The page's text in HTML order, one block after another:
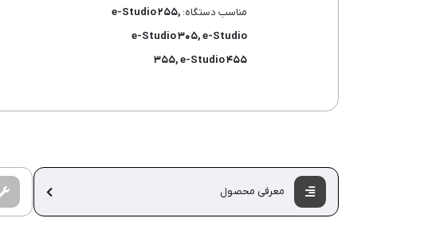
مناسب دستگاه: e-Studio ۲۵۵,
e-Studio ۳۰۵, e-Studio
۳۵۵, e-Studio ۴۵۵
معرفی محصول